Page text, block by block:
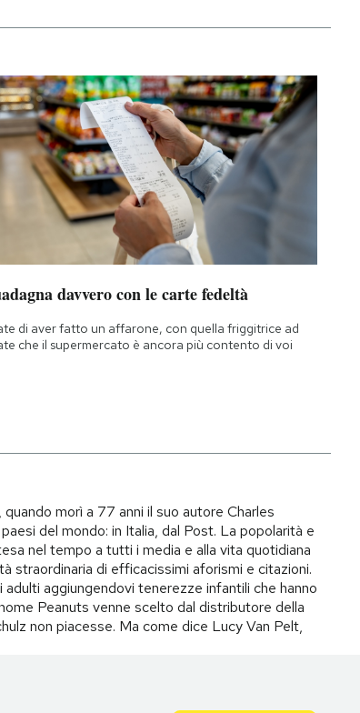
davvero con le carte fedeltà
di aver fatto un affarone, con quella friggitrice ad
che il supermercato è ancora più contento di voi
morì a 77 anni il suo autore Charles
del mondo: in Italia, dal Post. La popolarità e
nel tempo a tutti i media e alla vita quotidiana
straordinaria di efficacissimi aforismi e citazioni.
aggiungendovi tenerezze infantili che hanno
Peanuts venne scelto dal distributore della
non piacesse. Ma come dice Lucy Van Pelt,